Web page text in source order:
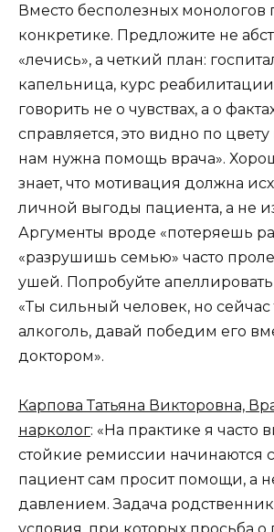
Вместо бесполезных монологов
конкретике. Предложите не
«лечись», а четкий план:
капельница, курс
говорить не о чувствах, а о
справляется, это видно по
нам нужна помощь врача».
знает, что мотивация должна
личной выгоды пациента, а не
Аргументы вроде «потеряешь
«разрушишь семью» часто
ушей. Попробуйте
«Ты сильный человек, но
алкоголь, давай победим его
доктором».
Карпова Татьяна Викторовна,
нарколог: «На практике я часто
стойкие ремиссии начинаются с
пациент сам просит помощи, а
давлением. Задача